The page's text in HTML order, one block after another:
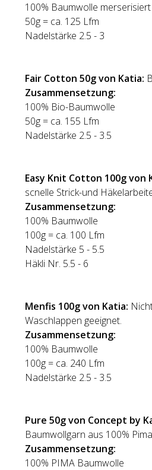
100% Baumwolle merserisiert
50g = ca. 125 Lfm
Nadelstärke 2.5 - 3
Fair Cotton 50g von Katia:
Zusammensetzung:
100% Bio-Baumwolle
50g = ca. 155 Lfm
Nadelstärke 2.5 - 3.5
Easy Knit Cotton 100g von
scnelle Strick-und
Zusammensetzung:
100% Baumwolle
100g = ca. 100 Lfm
Nadelstärke 5 - 5.5
Häkli Nr. 5.5 - 6
Menfis 100g von Katia:
Waschlappen geeignet.
Zusammensetzung:
100% Baumwolle
100g = ca. 240 Lfm
Nadelstärke 2.5 - 3.5
Pure 50g von Concept by
Baumwollgarn aus 100%
Zusammensetzung:
100% PIMA Baumwolle